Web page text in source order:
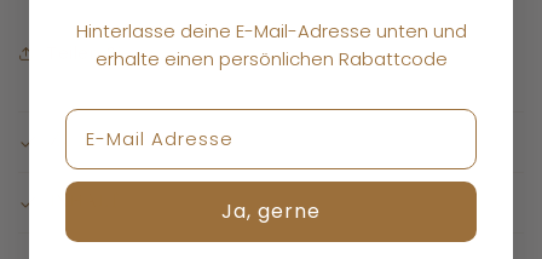
Teilen Sie
ZUTATEN
Hinterlasse deine E-Mail-Adresse unten und
erhalte einen persönlichen Rabattcode
Ja, gerne